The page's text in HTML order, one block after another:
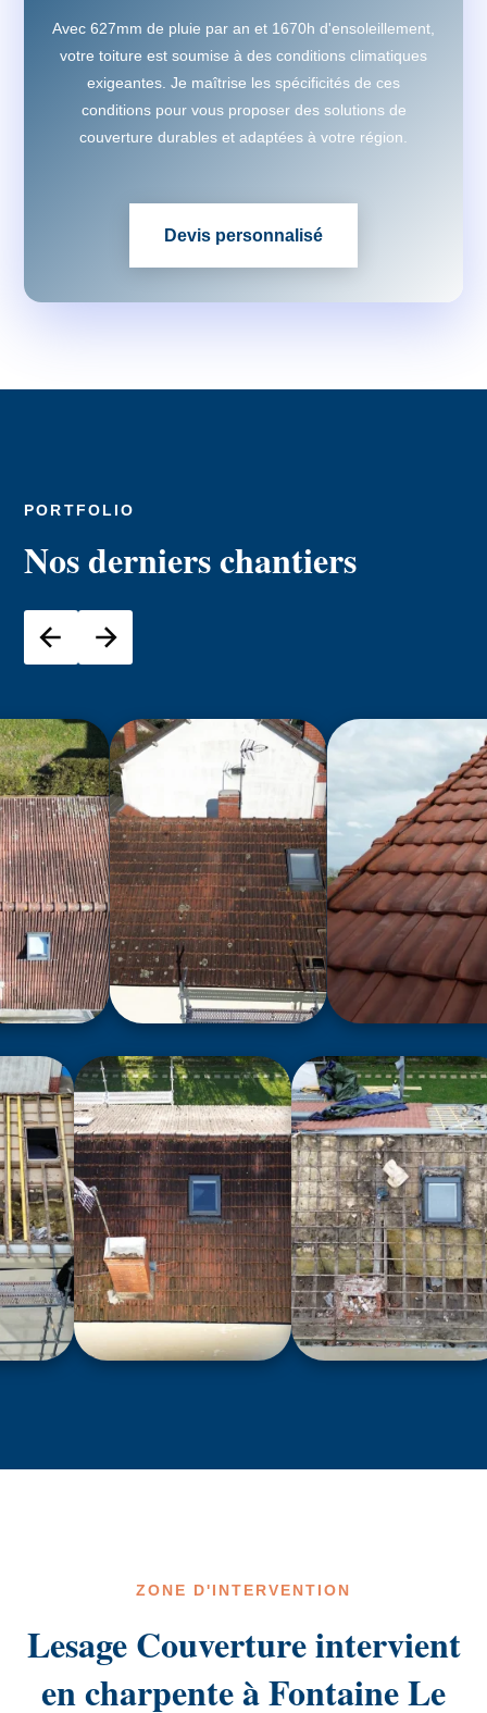
Avec 627mm de pluie par an et 1670h d'ensoleillement,
votre toiture est soumise à des conditions climatiques
exigeantes. Je maîtrise les spécificités de ces
conditions pour vous proposer des solutions de
couverture durables et adaptées à votre région.
Devis personnalisé
PORTFOLIO
Nos derniers chantiers
ZONE D'INTERVENTION
Lesage Couverture intervient
en charpente à Fontaine Le